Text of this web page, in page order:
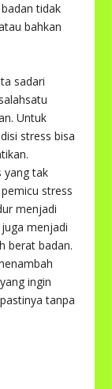
tidak
bahkan
sadari
Untuk
stress bisa
yang tak
stress
menjadi
menjadi
berat badan.
ingin
tanpa